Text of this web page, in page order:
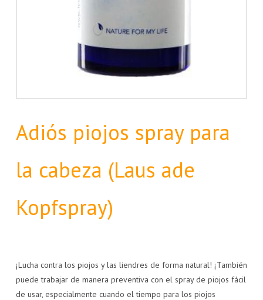
Adiós piojos spray para
la cabeza (Laus ade
Kopfspray)
¡Lucha contra los piojos y las liendres de forma natural! ¡También
puede trabajar de manera preventiva con el spray de piojos fácil
de usar, especialmente cuando el tiempo para los piojos